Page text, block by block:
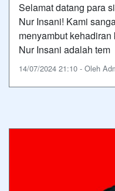
Selamat datang para
Nur Insani! Kami
menyambut
Nur Insani adalah tem
14/07/2024 21:10 - Oleh